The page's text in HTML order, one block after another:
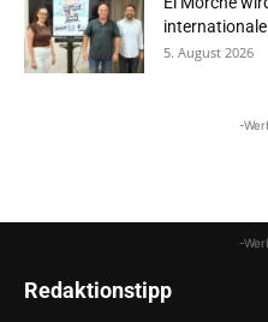
5. August 2026
-
-
Redaktionstipp